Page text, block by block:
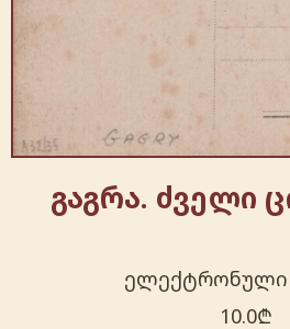
გაგრა. ძველი
ელექტრონული
10.0₾